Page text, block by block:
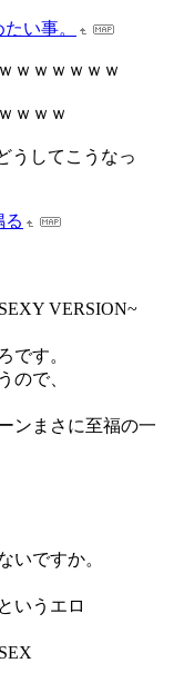
い事。
ｗｗｗｗｗｗ
ｗｗｗ
うしてこうなっ
る
VERSION~
です。
ので、
ンまさに至福の一
いですか。
いうエロ